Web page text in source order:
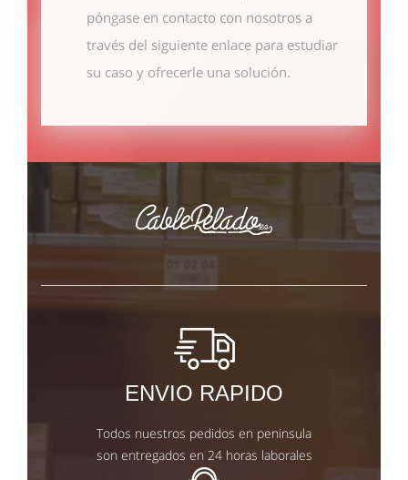
póngase en contacto con nosotros a
través del siguiente enlace para estudiar
su caso y ofrecerle una solución.
ENVIO RAPIDO
Todos nuestros pedidos en peninsula
son entregados en 24 horas laborales